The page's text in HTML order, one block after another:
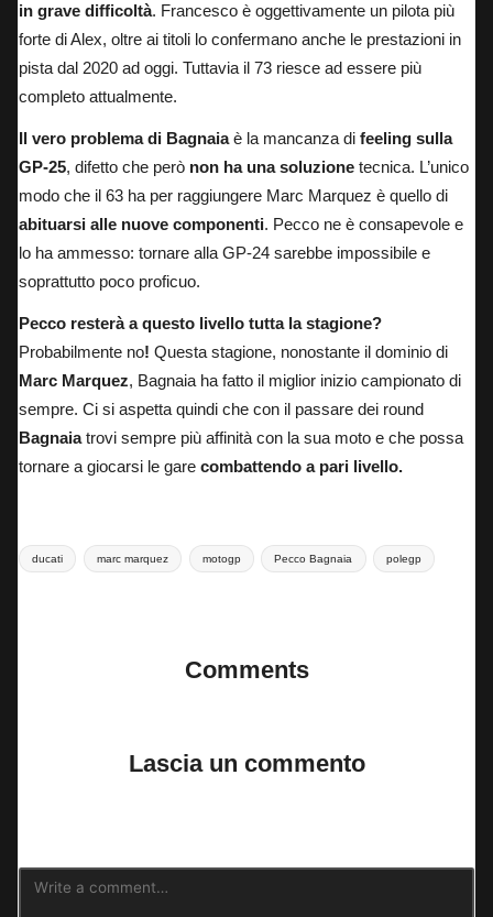
in grave difficoltà. Francesco è oggettivamente un pilota più
forte di Alex, oltre ai titoli lo confermano anche le prestazioni in
pista dal 2020 ad oggi. Tuttavia il 73 riesce ad essere più
completo attualmente.
Il vero problema di Bagnaia è la mancanza di feeling sulla
GP-25, difetto che però non ha una soluzione tecnica. L’unico
modo che il 63 ha per raggiungere Marc Marquez è quello di
abituarsi alle nuove componenti. Pecco ne è consapevole e
lo ha ammesso: tornare alla GP-24 sarebbe impossibile e
soprattutto poco proficuo.
Pecco resterà a questo livello tutta la stagione?
Probabilmente no! Questa stagione, nonostante il dominio di
Marc Marquez, Bagnaia ha fatto il miglior inizio campionato di
sempre. Ci si aspetta quindi che con il passare dei round
Bagnaiatrovi sempre più affinità con la sua moto e che possa
tornare a giocarsi le gare combattendo a pari livello.
Tags:
ducati marc marquez motogp Pecco Bagnaia polegp
Comments
Lascia un commento